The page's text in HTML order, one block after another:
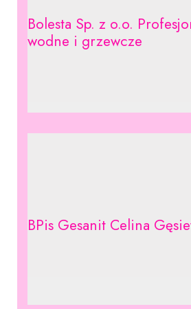
Bolesta Sp. z o.o.
wodne i grzewcze
BPis Gesanit Celina